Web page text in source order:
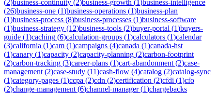
(2)business-continuity (2)business-growth (1)business-intelligence
(26)business-one (1)business-operations (1)business-plan
(1)business-process (8)business-processes (1)business-software
(1)business-strategy (12)business-tools (2)buyer-portal (1)buyers-
guide (1)caching (6)calculation-groups (1)calculators (1)calendar
(3)california (1)cam (1)campaigns (4)canada (1)canada-hst
(1)canary (1)capacity (2)capacity-planning (2)carbon-footprint
(2)carbon-tracking (3)career-plans (1)cart-abandonment (2)case-
management (2)case-study (11)cash-flow (4)catalog (2)catalog-sync
(1)category-pages (1)ccpa (2)cdn (2)certification (2)cfdi (1)cfo
(2)change-management (6)channel-manager(1)chargebacks